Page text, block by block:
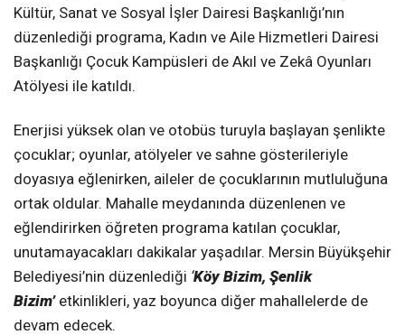
Kültür, Sanat ve Sosyal İşler Dairesi Başkanlığı’nın
düzenlediği programa, Kadın ve Aile Hizmetleri Dairesi
Başkanlığı Çocuk Kampüsleri de Akıl ve Zekâ Oyunları
Atölyesi ile katıldı.
Enerjisi yüksek olan ve otobüs turuyla başlayan şenlikte
çocuklar; oyunlar, atölyeler ve sahne gösterileriyle
doyasıya eğlenirken, aileler de çocuklarının mutluluğuna
ortak oldular. Mahalle meydanında düzenlenen ve
eğlendirirken öğreten programa katılan çocuklar,
unutamayacakları dakikalar yaşadılar. Mersin Büyükşehir
Belediyesi’nin düzenlediği ‘Köy Bizim, Şenlik
Bizim’ etkinlikleri, yaz boyunca diğer mahallelerde de
devam edecek.